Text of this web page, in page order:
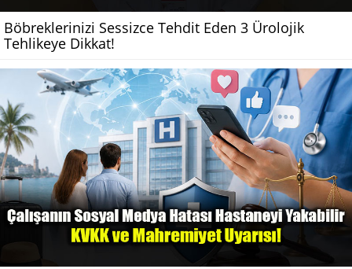
Böbreklerinizi Sessizce Tehdit Eden 3 Ürolojik
Tehlikeye Dikkat!